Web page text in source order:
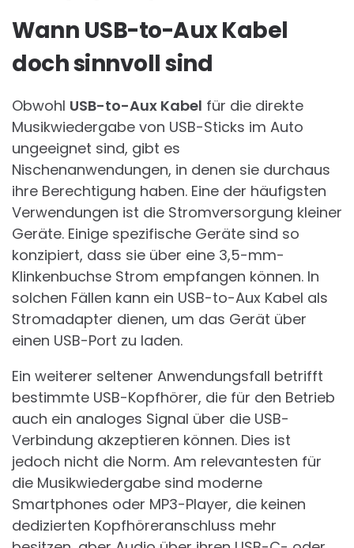
Wann USB-to-Aux Kabel
doch sinnvoll sind
Obwohl USB-to-Aux Kabel für die direkte
Musikwiedergabe von USB-Sticks im Auto
ungeeignet sind, gibt es
Nischenanwendungen, in denen sie durchaus
ihre Berechtigung haben. Eine der häufigsten
Verwendungen ist die Stromversorgung kleiner
Geräte. Einige spezifische Geräte sind so
konzipiert, dass sie über eine 3,5-mm-
Klinkenbuchse Strom empfangen können. In
solchen Fällen kann ein USB-to-Aux Kabel als
Stromadapter dienen, um das Gerät über
einen USB-Port zu laden.
Ein weiterer seltener Anwendungsfall betrifft
bestimmte USB-Kopfhörer, die für den Betrieb
auch ein analoges Signal über die USB-
Verbindung akzeptieren können. Dies ist
jedoch nicht die Norm. Am relevantesten für
die Musikwiedergabe sind moderne
Smartphones oder MP3-Player, die keinen
dedizierten Kopfhöreranschluss mehr